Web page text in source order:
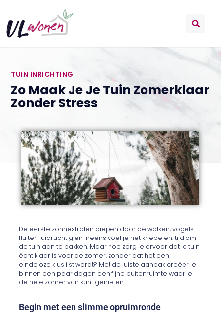
TUIN INRICHTING
Zo Maak Je Je Tuin Zomerklaar
Zonder Stress
De eerste zonnestralen piepen door de wolken, vogels
fluiten luidruchtig en ineens voel je het kriebelen: tijd om
de tuin aan te pakken. Maar hoe zorg je ervoor dat je tuin
écht klaar is voor de zomer, zonder dat het een
eindeloze kluslijst wordt? Met de juiste aanpak creëer je
binnen een paar dagen een fijne buitenruimte waar je
de hele zomer van kunt genieten.
Begin met een slimme opruimronde